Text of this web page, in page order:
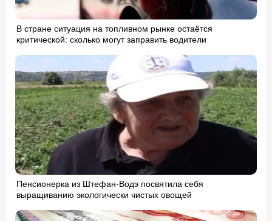
В стране ситуация на топливном рынке остаётся
критической: сколько могут заправить водители
Пенсионерка из Штефан-Водэ посвятила себя
выращиванию экологически чистых овощей